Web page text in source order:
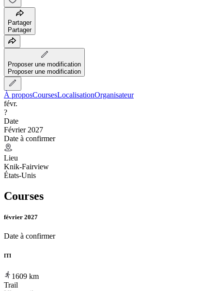
Partager
Partager
Proposer une modification
Proposer une modification
À proposCoursesLocalisationOrganisateur
févr.
?
Date
Février 2027
Date à confirmer
Lieu
Knik-Fairview
États-Unis
Courses
février 2027
Date à confirmer
ITI
1609 km
Trail